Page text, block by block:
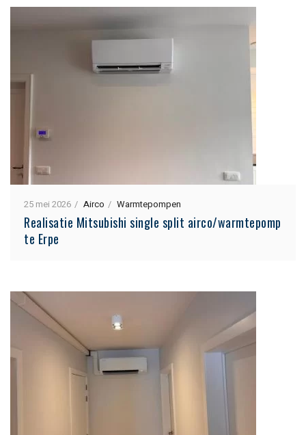
25 mei 2026 Airco Warmtepompen
Realisatie Mitsubishi single split airco/warmtepomp
te Erpe